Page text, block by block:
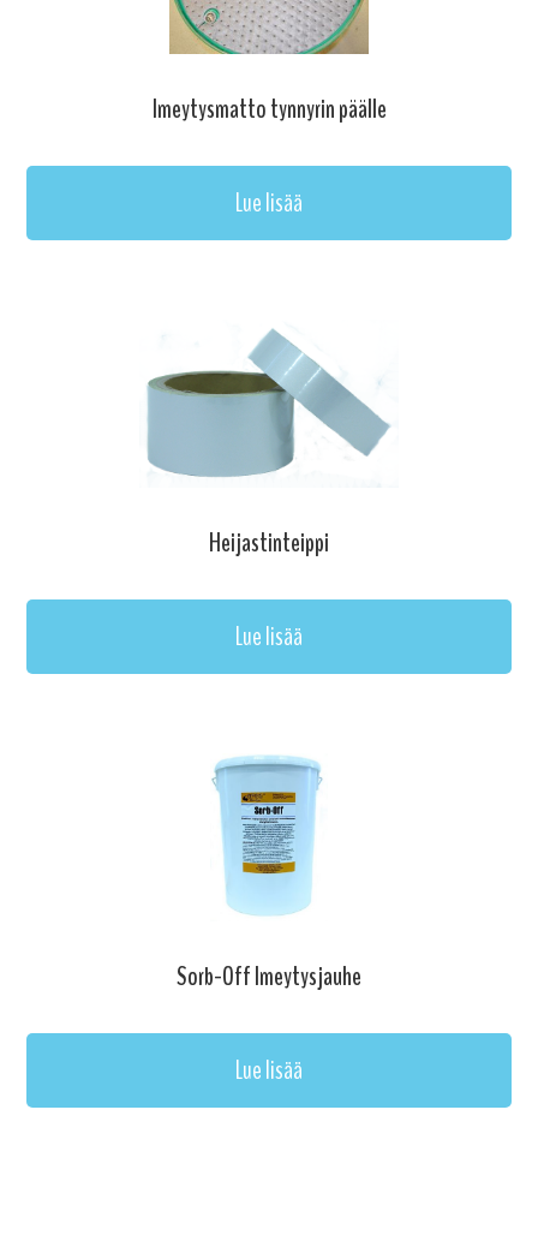
Imeytysmatto tynnyrin päälle
Lue lisää
Heijastinteippi
Lue lisää
Sorb-Off Imeytysjauhe
Lue lisää